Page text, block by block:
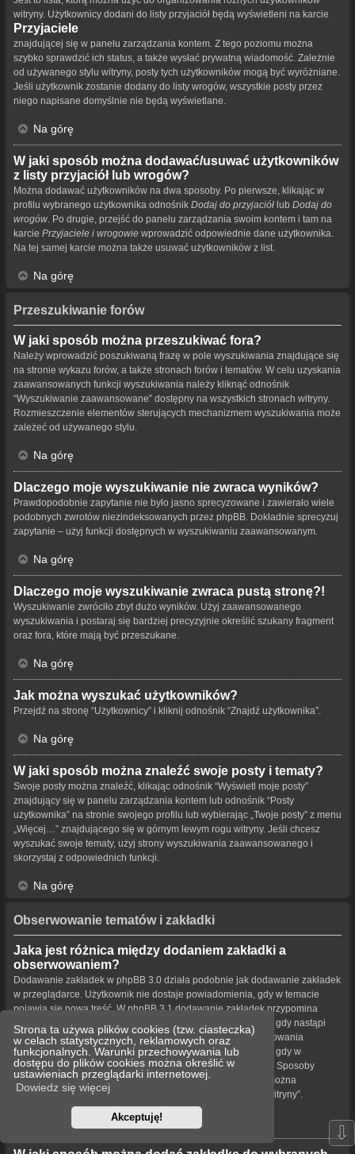
Strona ta używa plików cookies (tzw. ciasteczka)
w celach statystycznych, reklamowych oraz
funkcjonalnych. Warunki przechowywania lub
dostępu do plików cookies można określić w
ustawieniach przeglądarki internetowej.
Dowiedz się więcej
Akceptuję!
witryny. Użytkownicy dodani do listy przyjaciół będą wyświetleni na karcie
Przyjaciele
znajdującej się w panelu zarządzania kontem. Z tego poziomu można
szybko sprawdzić ich status, a także wysłać prywatną wiadomość. Zależnie
od używanego stylu witryny, posty tych użytkowników mogą być wyróżniane.
Jeśli użytkownik zostanie dodany do listy wrogów, wszystkie posty przez
niego napisane domyślnie nie będą wyświetlane.
Na górę
W jaki sposób można dodawać/usuwać użytkowników
z listy przyjaciół lub wrogów?
Można dodawać użytkowników na dwa sposoby. Po pierwsze, klikając w
profilu wybranego użytkownika odnośnik Dodaj do przyjaciół lub Dodaj do
wrogów . Po drugie, przejść do panelu zarządzania swoim kontem i tam na
karcie Przyjaciele i wrogowie wprowadzić odpowiednie dane użytkownika.
Na tej samej karcie można także usuwać użytkowników z list.
Na górę
Przeszukiwanie forów
W jaki sposób można przeszukiwać fora?
Należy wprowadzić poszukiwaną frazę w pole wyszukiwania znajdujące się
na stronie wykazu forów, a także stronach forów i tematów. W celu uzyskania
zaawansowanych funkcji wyszukiwania należy kliknąć odnośnik
“Wyszukiwanie zaawansowane” dostępny na wszystkich stronach witryny.
Rozmieszczenie elementów sterujących mechanizmem wyszukiwania może
zależeć od używanego stylu.
Na górę
Dlaczego moje wyszukiwanie nie zwraca wyników?
Prawdopodobnie zapytanie nie było jasno sprecyzowane i zawierało wiele
podobnych zwrotów niezindeksowanych przez phpBB. Dokładnie sprecyzuj
zapytanie – użyj funkcji dostępnych w wyszukiwaniu zaawansowanym.
Na górę
Dlaczego moje wyszukiwanie zwraca pustą stronę?!
Wyszukiwanie zwróciło zbyt dużo wyników. Użyj zaawansowanego
wyszukiwania i postaraj się bardziej precyzyjnie określić szukany fragment
oraz fora, które mają być przeszukane.
Na górę
Jak można wyszukać użytkowników?
Przejdź na stronę “Użytkownicy” i kliknij odnośnik “Znajdź użytkownika”.
Na górę
W jaki sposób można znaleźć swoje posty i tematy?
Swoje posty można znaleźć, klikając odnośnik “Wyświetl moje posty”
znajdujący się w panelu zarządzania kontem lub odnośnik “Posty
użytkownika” na stronie swojego profilu lub wybierając „Twoje posty” z menu
„Więcej…” znajdującego się w górnym lewym rogu witryny. Jeśli chcesz
wyszukać swoje tematy, użyj strony wyszukiwania zaawansowanego i
skorzystaj z odpowiednich funkcji.
Na górę
Obserwowanie tematów i zakładki
Jaka jest różnica między dodaniem zakładki a
obserwowaniem?
Dodawanie zakładek w phpBB 3.0 działa podobnie jak dodawanie zakładek
w przeglądarce. Użytkownik nie dostaje powiadomienia, gdy w temacie
pojawia się nowa treść. W phpBB 3.1 dodawanie zakładek przypomina
obserwowanie tematu. Użytkownik może być powiadamiany, gdy nastąpi
aktualizacja tematu oznaczonego zakładką. Funkcja obserwowania
powiadamia użytkownika – w wybrany przez niego sposób – gdy w
obserwowanym temacie bądź forum pojawiła się nowa treść. Sposoby
powiadamiania dla zakładek i obserwowanych elementów można
konfigurować w panelu użytkownika na karcie „Ustawienia witryny”.
⇩